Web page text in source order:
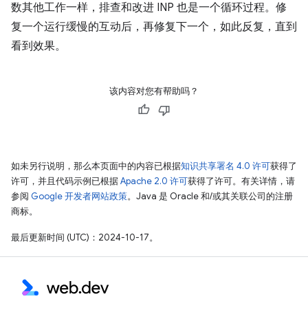
数其他工作一样，排查和改进 INP 也是一个循环过程。修
复一个运行缓慢的互动后，再修复下一个，如此反复，直到
看到效果。
该内容对您有帮助吗？
如未另行说明，那么本页面中的内容已根据知识共享署名 4.0 许可获得了
许可，并且代码示例已根据Apache 2.0 许可获得了许可。有关详情，请
参阅 Google 开发者网站政策。Java 是 Oracle 和/或其关联公司的注册
商标。
最后更新时间 (UTC)：2024-10-17。